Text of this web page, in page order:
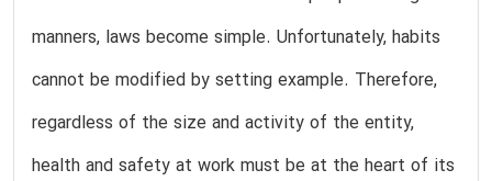
manners, laws become simple. Unfortunately, habits
cannot be modified by setting example. Therefore,
regardless of the size and activity of the entity,
health and safety at work must be at the heart of its